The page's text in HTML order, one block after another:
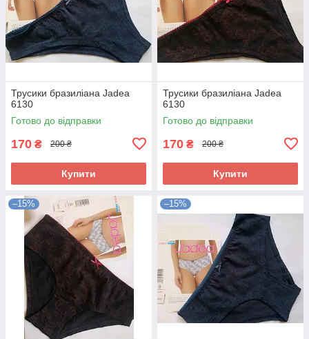
Трусики бразиліана Jadea
6130
Готово до відправки
170 ₴ 200 ₴
Купити
Трусики бразиліана Jadea
6130
Готово до відправки
170 ₴ 200 ₴
Купити
–15% –15%